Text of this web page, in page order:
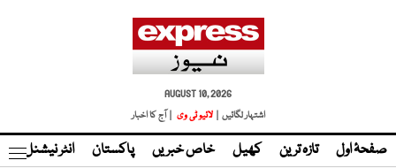
AUGUST 10, 2026
اشتہار لگائیں |
لائیو ٹی وی | آج کا اخبار
صفحۂ اول تازہ ترین کھیل خاص خبریں پاکستان انٹر نیشنل